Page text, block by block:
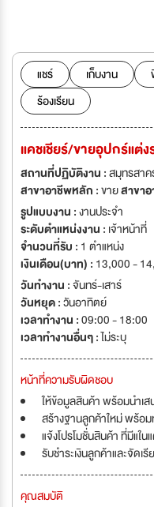
48 (แยกวัดศรีเอี่ยม) ถ.บางนา-
แชร์ เก็บงาน
ร้องเรียน
แคชเชียร์/ขายอุปกร์แต่
สถานที่ปฏิบัติงาน :สมุทรสาค
สาขาอาชีพหลัก :ขายสาขา
รูปแบบงาน :งานประจำ
ระดับตำแหน่งงาน : เจ้าหน้าที่
จำนวนที่รับ : 1 ตำแหน่ง
เงินเดือน(บาท) : 13,000 -
วันทำงาน :จันทร์-เสาร์
วันหยุด :วันอาทิตย์
เวลาทำงาน :09:00 - 18:00
เวลาทำงานอื่นๆ :ไม่ระบุ
หน้าที่ความรับผิดชอบ
ให้ข้อมูลสินค้า พร้อมนำเ
สร้างฐานลูกค้าใหม่ พร้อ
แจ้งโปรโมชั่นสินค้า ที่มีแใ
รับชำระเงินลูกค้าและจัดเ
คุณสมบัติ